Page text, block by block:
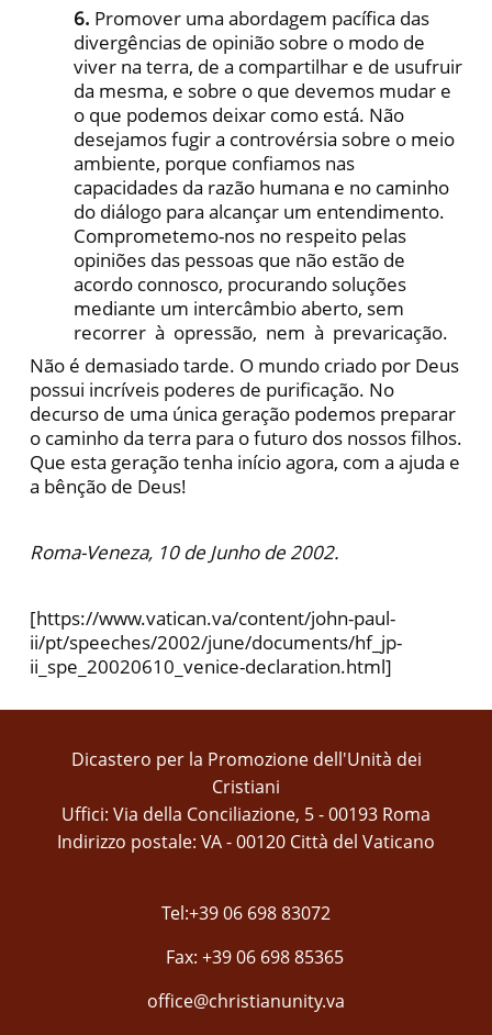
6. Promover uma abordagem pacífica das
divergências de opinião sobre o modo de
viver na terra, de a compartilhar e de usufruir
da mesma, e sobre o que devemos mudar e
o que podemos deixar como está. Não
desejamos fugir a controvérsia sobre o meio
ambiente, porque confiamos nas
capacidades da razão humana e no caminho
do diálogo para alcançar um entendimento.
Comprometemo-nos no respeito pelas
opiniões das pessoas que não estão de
acordo connosco, procurando soluções
mediante um intercâmbio aberto, sem
recorrer à opressão, nem à prevaricação.
Não é demasiado tarde. O mundo criado por Deus
possui incríveis poderes de purificação. No
decurso de uma única geração podemos preparar
o caminho da terra para o futuro dos nossos filhos.
Que esta geração tenha início agora, com a ajuda e
a bênção de Deus!
Roma-Veneza, 10 de Junho de 2002.
[https://www.vatican.va/content/john-paul-
ii/pt/speeches/2002/june/documents/hf_jp-
ii_spe_20020610_venice-declaration.html]
Dicastero per la Promozione dell'Unità dei
Cristiani
Uffici: Via della Conciliazione, 5 - 00193 Roma
Indirizzo postale: VA - 00120 Città del Vaticano
Tel:+39 06 698 83072
Fax: +39 06 698 85365
office@christianunity.va